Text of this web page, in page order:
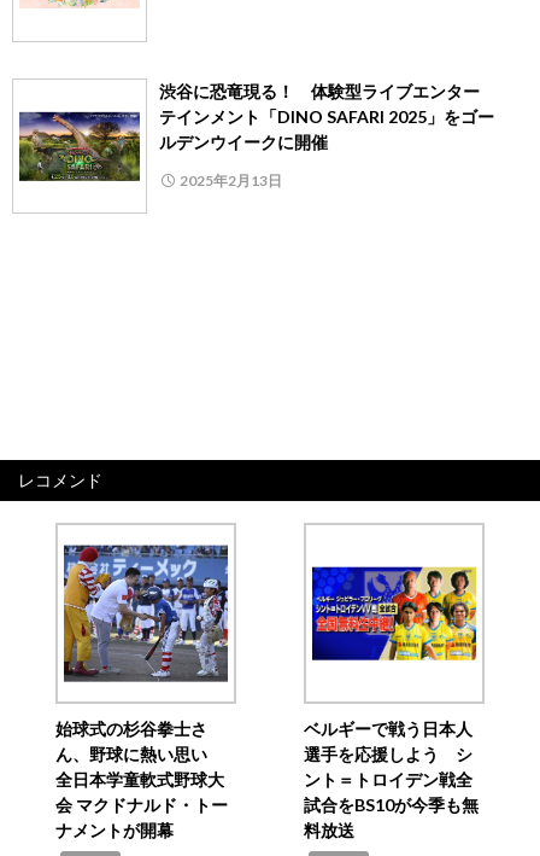
渋谷に恐竜現る！ 体験型ライブエンター
テインメント「DINO SAFARI 2025」をゴー
ルデンウイークに開催
2025年2月13日
レコメンド
始球式の杉谷拳士さ
ん、野球に熱い思い
全日本学童軟式野球大
会 マクドナルド・トー
ナメントが開幕
ベルギーで戦う日本人
選手を応援しよう シ
ント＝トロイデン戦全
試合をBS10が今季も無
料放送